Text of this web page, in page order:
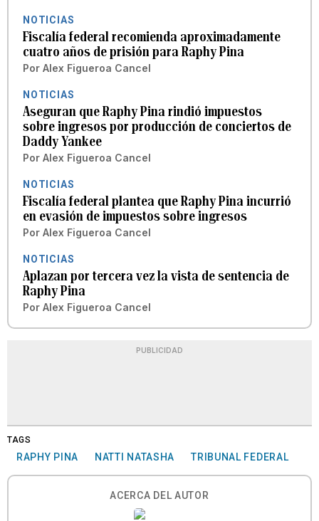
NOTICIAS
Fiscalía federal recomienda aproximadamente
cuatro años de prisión para Raphy Pina
Por Alex Figueroa Cancel
NOTICIAS
Aseguran que Raphy Pina rindió impuestos
sobre ingresos por producción de conciertos de
Daddy Yankee
Por Alex Figueroa Cancel
NOTICIAS
Fiscalía federal plantea que Raphy Pina incurrió
en evasión de impuestos sobre ingresos
Por Alex Figueroa Cancel
NOTICIAS
Aplazan por tercera vez la vista de sentencia de
Raphy Pina
Por Alex Figueroa Cancel
PUBLICIDAD
TAGS
RAPHY PINA NATTI NATASHA TRIBUNAL FEDERAL
ACERCA DEL AUTOR